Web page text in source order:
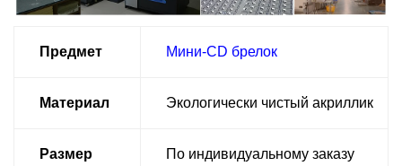
Предмет Мини-CD брелок
Материал Экологически чистый акриллик
Размер По индивидуальному заказу